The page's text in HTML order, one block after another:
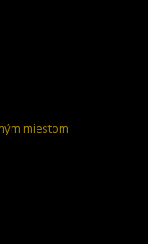
miestom